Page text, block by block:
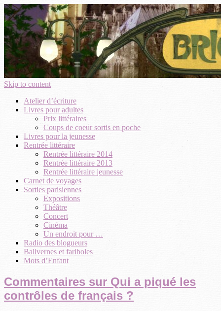
Skip to content
Atelier d’écriture
Livres pour adultes
Prix littéraires
Coups de coeur sortis en poche
Livres pour la jeunesse
Rentrée littéraire
Rentrée littéraire 2014
Rentrée littéraire 2013
Rentrée littéraire jeunesse
Carnet de voyages
Sorties parisiennes
Expositions
Théâtre
Concert
Cinéma
Un endroit pour …
Radio des blogueurs
Balivernes et fariboles
Mots d’Enfant
Commentaires sur Qui a piqué les
contrôles de français ?